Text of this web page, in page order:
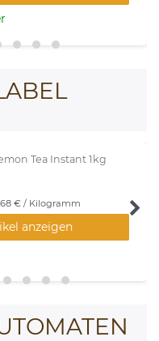
Tea Instant 1kg
€ / Kilogramm
anzeigen